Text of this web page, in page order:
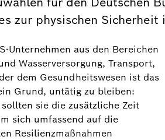
zur physischen
Unternehmen aus den Bereichen
Wasserversorgung, Transport,
dem Gesundheitswesen ist das
Grund, untätig zu bleiben:
sie die zusätzliche Zeit
sich umfassend auf die
Resilienzmaßnahmen